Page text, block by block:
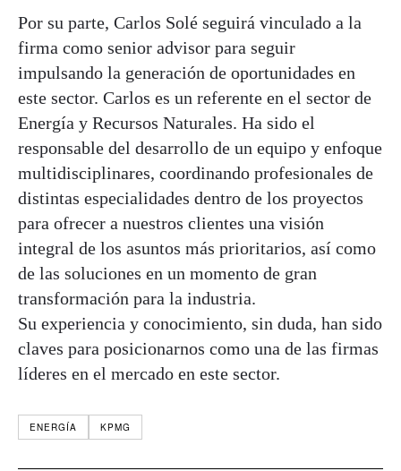
Por su parte, Carlos Solé seguirá vinculado a la
firma como senior advisor para seguir
impulsando la generación de oportunidades en
este sector. Carlos es un referente en el sector de
Energía y Recursos Naturales. Ha sido el
responsable del desarrollo de un equipo y enfoque
multidisciplinares, coordinando profesionales de
distintas especialidades dentro de los proyectos
para ofrecer a nuestros clientes una visión
integral de los asuntos más prioritarios, así como
de las soluciones en un momento de gran
transformación para la industria.
Su experiencia y conocimiento, sin duda, han sido
claves para posicionarnos como una de las firmas
líderes en el mercado en este sector.
ENERGÍA KPMG